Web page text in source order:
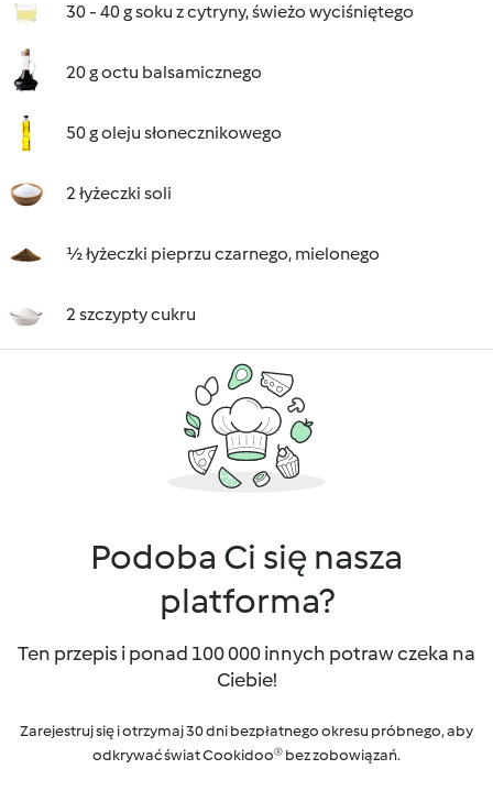
30 - 40 g soku z cytryny, świeżo wyciśniętego
20 g octu balsamicznego
50 g oleju słonecznikowego
2 łyżeczki soli
½ łyżeczki pieprzu czarnego, mielonego
2 szczypty cukru
Podoba Ci się nasza
platforma?
Ten przepis i ponad 100 000 innych potraw czeka na
Ciebie!
Zarejestruj się i otrzymaj 30 dni bezpłatnego okresu próbnego, aby
odkrywać świat Cookidoo® bez zobowiązań.